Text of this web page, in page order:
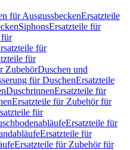
für AusgussbeckenErsatzteile
SiphonsErsatzteile für
für
für
für
ZubehörDuschen und
für DuschenErsatzteile
DuschrinnenErsatzteile für
Ersatzteile für Zubehör für
für
Ersatzteile für
Ersatzteile für
Ersatzteile für Zubehör für